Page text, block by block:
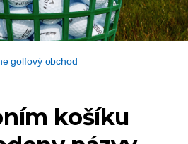
golfový obchod
košíku